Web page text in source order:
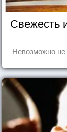
Свежесть
Невозможно не